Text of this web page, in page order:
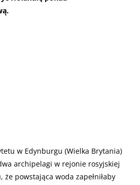
w Edynburgu (Wielka Brytania)
archipelagi w rejonie rosyjskiej
powstająca woda zapełniłaby